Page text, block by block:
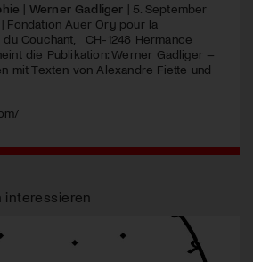
| Werner Gadliger | 5. September
Fondation Auer Ory pour la
du Couchant, CH-1248 Hermance
die Publikation: Werner Gadliger –
mit Texten von Alexandre Fiette und
interessieren